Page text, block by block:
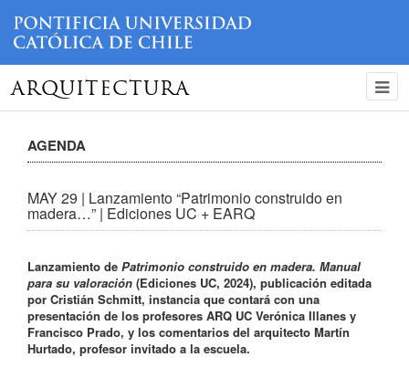
ARQUITECTURA
AGENDA
MAY 29 | Lanzamiento “Patrimonio construido en
madera…” | Ediciones UC + EARQ
Lanzamiento de Patrimonio construido en madera. Manual
para su valoración (Ediciones UC, 2024), publicación editada
por Cristián Schmitt, instancia que contará con una
presentación de los profesores ARQ UC Verónica Illanes y
Francisco Prado, y los comentarios del arquitecto Martín
Hurtado, profesor invitado a la escuela.